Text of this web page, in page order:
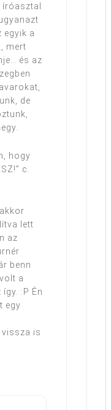
íróasztal
egyik a
mert
és az
de
hogy
c.
lett
az
benn
a
:P Én
egy
vissza is